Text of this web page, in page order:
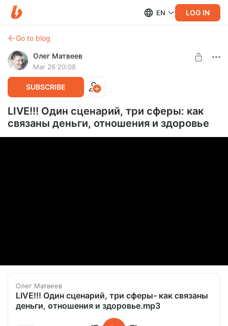
EN LOG IN
Go to blog
Олег Матвеев
Mar 26 20:08
SUBSCRIBE
LIVE!!! Один сценарий, три сферы: как
связаны деньги, отношения и здоровье
Олег Матвеев
LIVE!!! Один сценарий, три сферы- как связаны
деньги, отношения и здоровье.mp3